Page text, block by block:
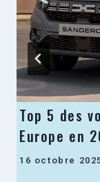
Top 5 des
Europe en
16 octobre